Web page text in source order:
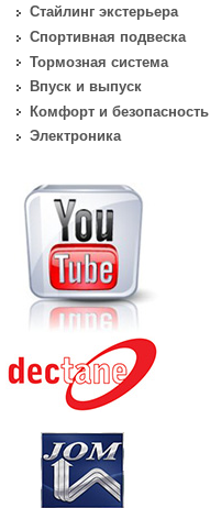
Стайлинг экстерьера
Спортивная подвеска
Тормозная система
Впуск и выпуск
Комфорт и безопасность
Электроника